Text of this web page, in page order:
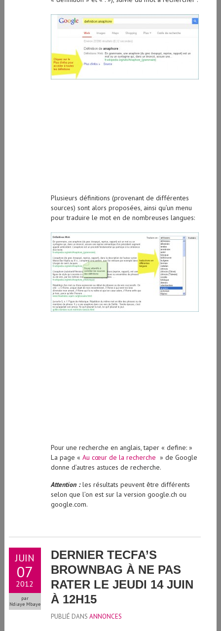
Plusieurs définitions (provenant de différentes
sources) sont alors proposées, ainsi qu’un menu
pour traduire le mot en de nombreuses langues:
Pour une recherche en anglais, taper « define: »
La page « Au cœur de la recherche » de Google
donne d’autres astuces de recherche.
Attention :les résultats peuvent être différents
selon que l’on est sur la version google.ch ou
google.com.
JUIN
07
2012
par
Ndiaye Mbaye
DERNIER TECFA’S
BROWNBAG À NE PAS
RATER LE JEUDI 14 JUIN
À 12H15
PUBLIÉ DANS ANNONCES